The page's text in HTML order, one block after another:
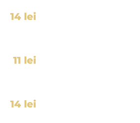
14 lei
11 lei
14 lei